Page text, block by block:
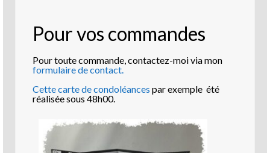
Pour vos commandes
Pour toute commande, contactez-moi via mon
formulaire de contact.
Cette carte de condoléances par exemple été
réalisée sous 48h00.